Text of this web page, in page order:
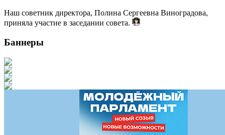
Наш советник директора, Полина Сергеевна Виноградова,
приняла участие в заседании совета.
Баннеры